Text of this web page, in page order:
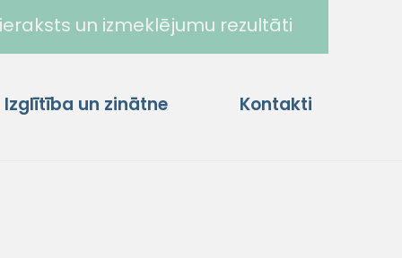
un izmeklējumu rezultāti
Izglītība un zinātne Kontakti